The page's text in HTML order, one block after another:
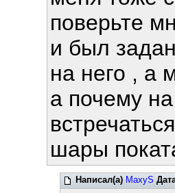
поверьте
и был
на него , а
а почему
шары
Написал(а) MaxyS